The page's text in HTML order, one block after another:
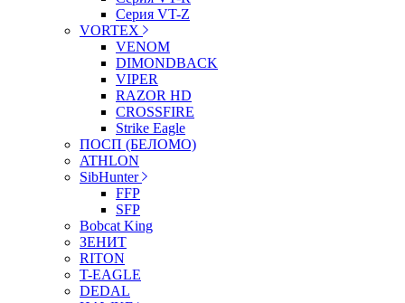
Серия VT-Z
VORTEX
VENOM
DIMONDBACK
VIPER
RAZOR HD
CROSSFIRE
Strike Eagle
ПОСП (БЕЛОМО)
ATHLON
SibHunter
FFP
SFP
Bobcat King
ЗЕНИТ
RITON
T-EAGLE
DEDAL